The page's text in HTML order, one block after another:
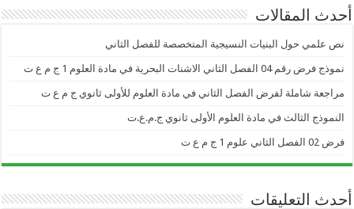
أحدث المقالات
نص علمي حول البنيات النسيجية المتخصصة للفصل الثاني
نموذج فرض رقم 04 الفصل الثاني الاشنات البحرية في مادة العلوم 1 ج م ع ت
مراجعة شاملة لفرض الفصل الثاني في مادة العلوم للأولى ثانوي ج م ع ت
النموذج الثالث في مادة العلوم الأولى ثانوي ج.م.ع.ت
فرض 02 الفصل الثاني علوم 1 ج م ع ت
أحدث التعليقات